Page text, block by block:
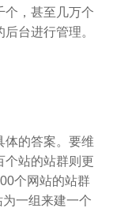
个，甚至几万个
台进行管理。
体的答案。要维
个站的站群则更
个网站的站群
一组来建一个